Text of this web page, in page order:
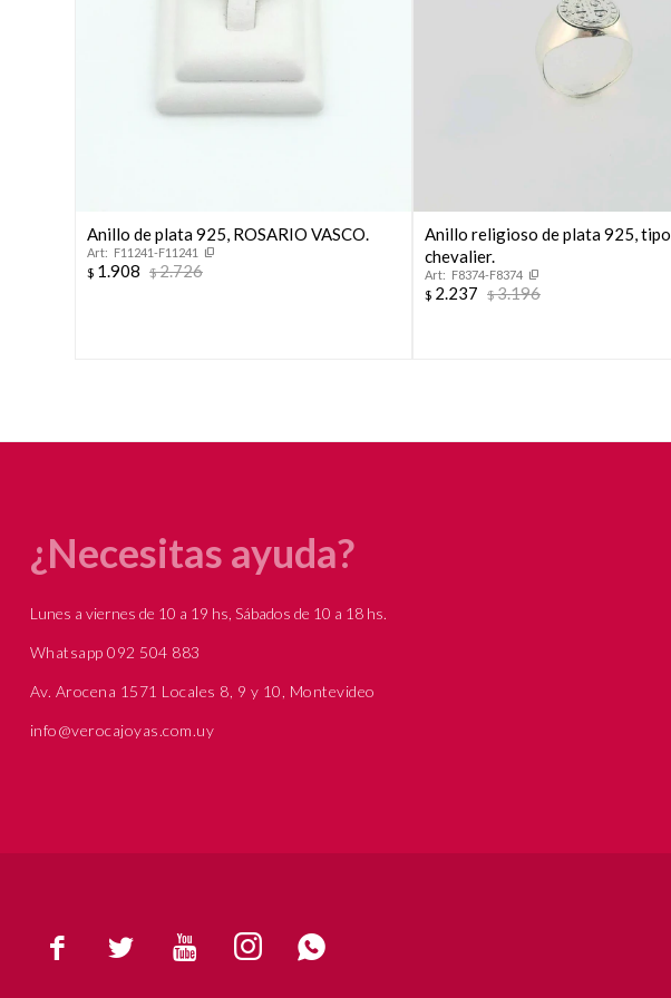
Anillo de plata 925, ROSARIO VASCO.
F11241-F11241
$ 1.908 $2.726
Anillo religioso de plata 925, tipo
chevalier.
F8374-F8374
$ 2.237 $3.196
    
¿Necesitas ayuda?
Lunes a viernes de 10 a 19 hs, Sábados de 10 a 18 hs.
Whatsapp 092 504 883
Av. Arocena 1571 Locales 8, 9 y 10, Montevideo
info@verocajoyas.com.uy